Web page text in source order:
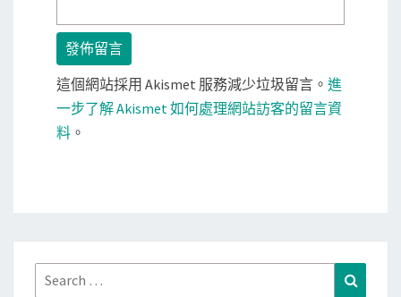
這個網站採用 Akismet 服務減少垃圾留言。 進
一步了解 Akismet 如何處理網站訪客的留言資
料 。
Search